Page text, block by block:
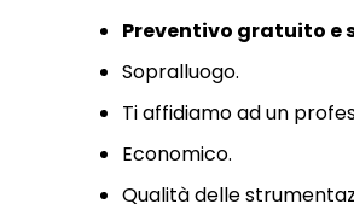
Preventivo gratuito e
Sopralluogo.
Ti affidiamo ad un
Economico.
Qualità delle